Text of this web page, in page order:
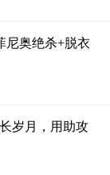
尼奥绝杀+脱衣
岁月，用助攻